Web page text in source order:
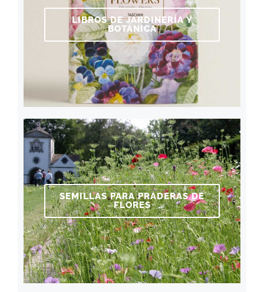
LIBROS DE JARDINERÍA Y
BOTÁNICA
SEMILLAS PARA PRADERAS DE
FLORES